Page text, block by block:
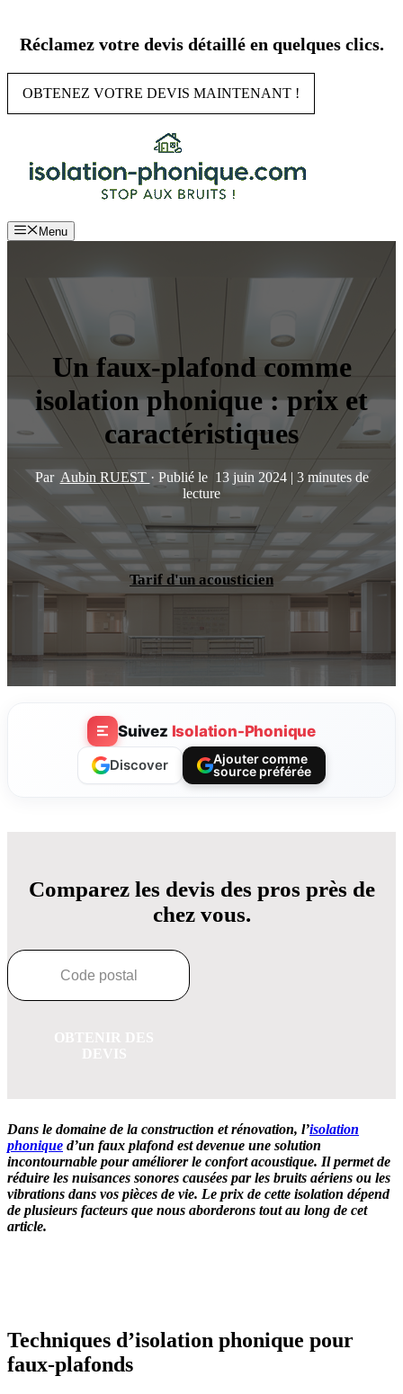
contenu
Réclamez votre devis détaillé en quelques clics.
OBTENEZ VOTRE DEVIS MAINTENANT !
Menu
Un faux-plafond comme
isolation phonique : prix et
caractéristiques
Par Aubin RUEST · Publié le 13 juin 2024 | 3 minutes de
lecture
Tarif d'un acousticien
Suivez Isolation-Phonique
Discover
Ajouter comme
source préférée
Comparez les devis des pros près de
chez vous.
Dans le domaine de la construction et rénovation, l’isolation
phonique d’un faux plafond est devenue une solution
incontournable pour améliorer le confort acoustique. Il permet de
réduire les nuisances sonores causées par les bruits aériens ou les
vibrations dans vos pièces de vie. Le prix de cette isolation dépend
de plusieurs facteurs que nous aborderons tout au long de cet
article.
Techniques d’isolation phonique pour
faux-plafonds